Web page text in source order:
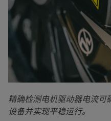
精确检测电机驱动器电流可
设备并实现平稳运行。